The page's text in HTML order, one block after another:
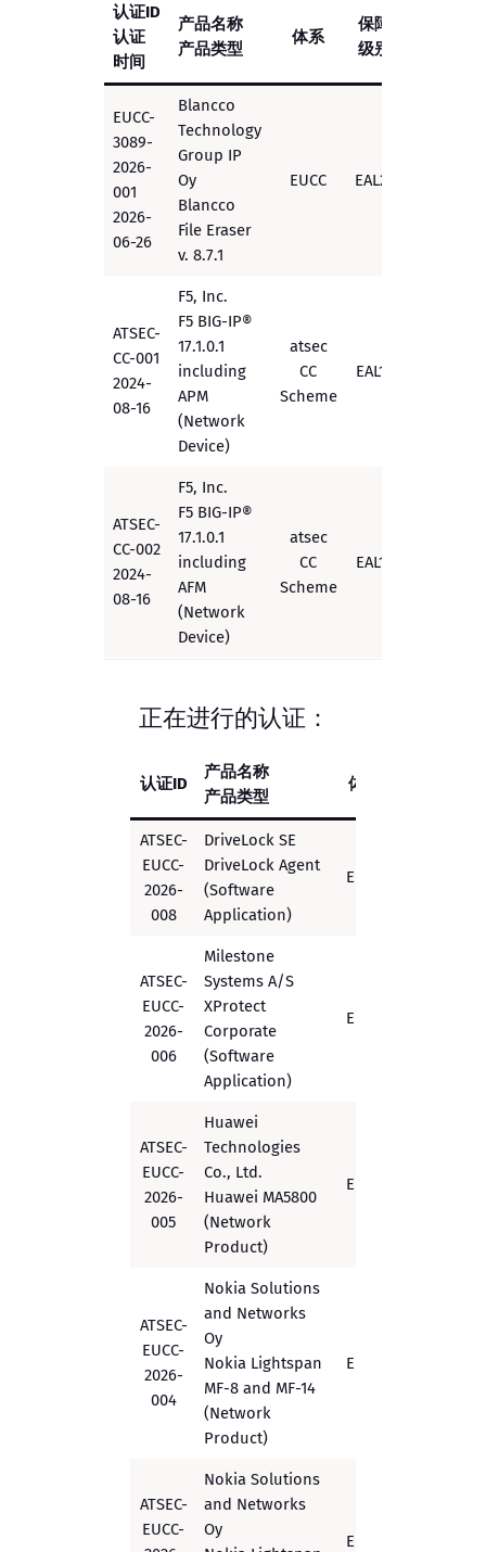
认证ID
认证
时间
产品名称
产品类型
体系
保障
级别
EUCC-
3089-
2026-
001
2026-
06-26
Blancco
Technology
Group IP
Oy
Blancco
File Eraser
v. 8.7.1
EUCC EAL2+
ATSEC-
CC-001
2024-
08-16
F5, Inc.
F5 BIG-IP®
17.1.0.1
including
APM
(Network
Device)
atsec
CC
Scheme
EAL1+
ATSEC-
CC-002
2024-
08-16
F5, Inc.
F5 BIG-IP®
17.1.0.1
including
AFM
(Network
Device)
atsec
CC
Scheme
EAL1+
正在进行的认证：
认证ID
产品名称
产品类型
体系
ATSEC-
EUCC-
2026-
008
DriveLock SE
DriveLock Agent
(Software
Application)
EUCC
ATSEC-
EUCC-
2026-
006
Milestone
Systems A/S
XProtect
Corporate
(Software
Application)
EUCC
ATSEC-
EUCC-
2026-
005
Huawei
Technologies
Co., Ltd.
Huawei MA5800
(Network
Product)
EUCC
ATSEC-
EUCC-
2026-
004
Nokia Solutions
and Networks
Oy
Nokia Lightspan
MF-8 and MF-14
(Network
Product)
EUCC
ATSEC-
EUCC-
Nokia Solutions
and Networks
Oy
EUCC